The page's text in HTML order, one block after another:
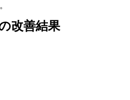
改善結果